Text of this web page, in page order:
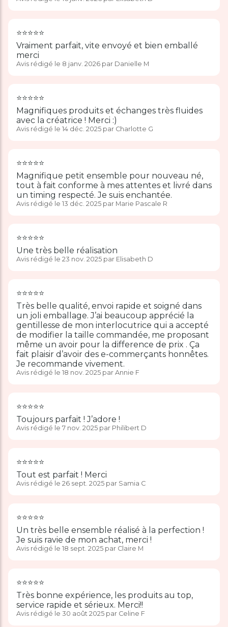
⭐️⭐️⭐️⭐️⭐️
Vraiment parfait, vite envoyé et bien emballé
merci
Avis rédigé le 8 janv. 2026 par Danielle M
⭐️⭐️⭐️⭐️⭐️
Magnifiques produits et échanges très fluides
avec la créatrice ! Merci :)
Avis rédigé le 14 déc. 2025 par Charlotte G
⭐️⭐️⭐️⭐️⭐️
Magnifique petit ensemble pour nouveau né,
tout à fait conforme à mes attentes et livré dans
un timing respecté. Je suis enchantée.
Avis rédigé le 13 déc. 2025 par Marie Pascale R
⭐️⭐️⭐️⭐️⭐️
Une très belle réalisation
Avis rédigé le 23 nov. 2025 par Elisabeth D
⭐️⭐️⭐️⭐️⭐️
Très belle qualité, envoi rapide et soigné dans
un joli emballage. J’ai beaucoup apprécié la
gentillesse de mon interlocutrice qui a accepté
de modifier la taille commandée, me proposant
même un avoir pour la difference de prix . Ça
fait plaisir d’avoir des e-commerçants honnêtes.
Je recommande vivement.
Avis rédigé le 18 nov. 2025 par Annie F
⭐️⭐️⭐️⭐️⭐️
Toujours parfait ! J’adore !
Avis rédigé le 7 nov. 2025 par Philibert D
⭐️⭐️⭐️⭐️⭐️
Tout est parfait ! Merci
Avis rédigé le 26 sept. 2025 par Samia C
⭐️⭐️⭐️⭐️⭐️
Un très belle ensemble réalisé à la perfection !
Je suis ravie de mon achat, merci !
Avis rédigé le 18 sept. 2025 par Claire M
⭐️⭐️⭐️⭐️⭐️
Très bonne expérience, les produits au top,
service rapide et sérieux. Merci!!
Avis rédigé le 30 août 2025 par Celine F